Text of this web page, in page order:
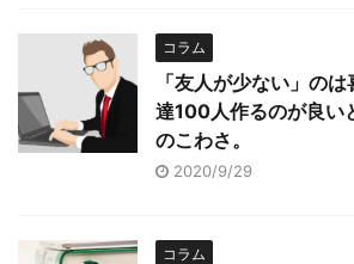
コラム
「友人が少ない」の
達100人作るのが良い
のこわさ。
2020/9/29
コラム